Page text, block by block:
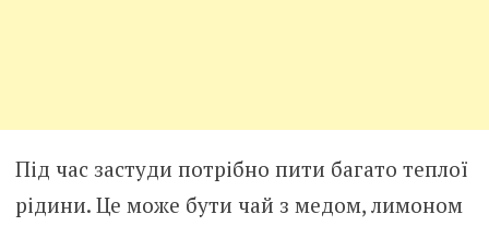
Під час застуди потрібно пити багато теплої
рідини. Це може бути чай з медом, лимоном